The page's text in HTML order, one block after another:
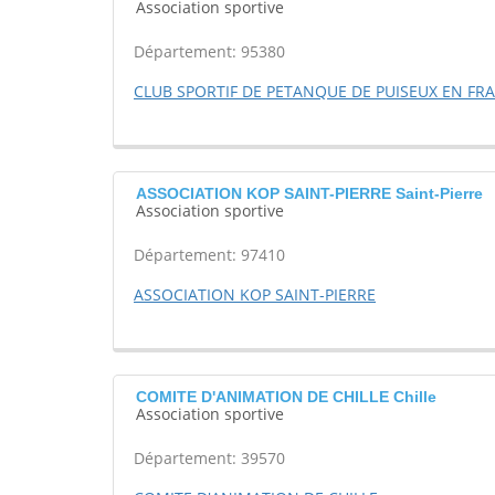
Association sportive
Département: 95380
CLUB SPORTIF DE PETANQUE DE PUISEUX EN
ASSOCIATION KOP SAINT-PIERRE Saint-Pierre
Association sportive
Département: 97410
ASSOCIATION KOP SAINT-PIERRE
COMITE D'ANIMATION DE CHILLE Chille
Association sportive
Département: 39570